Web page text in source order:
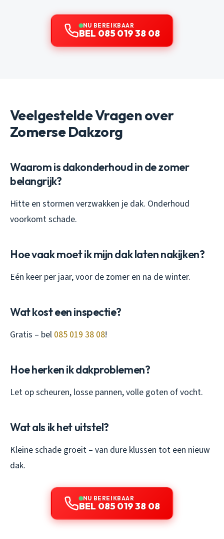
NU BEREIKBAAR
BEL 085 019 38 08
Veelgestelde Vragen over
Zomerse Dakzorg
Waarom is dakonderhoud in de zomer
belangrijk?
Hitte en stormen verzwakken je dak. Onderhoud
voorkomt schade.
Hoe vaak moet ik mijn dak laten nakijken?
Eén keer per jaar, voor de zomer en na de winter.
Wat kost een inspectie?
Gratis – bel 085 019 38 08!
Hoe herken ik dakproblemen?
Let op scheuren, losse pannen, volle goten of vocht.
Wat als ik het uitstel?
Kleine schade groeit – van dure klussen tot een nieuw
dak.
NU BEREIKBAAR
BEL 085 019 38 08